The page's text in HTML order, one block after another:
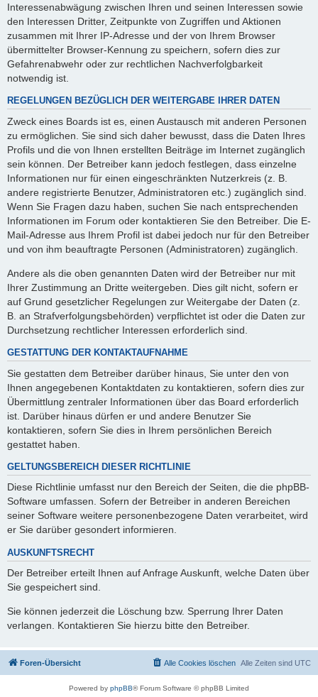
Interessenabwägung zwischen Ihren und seinen Interessen sowie
den Interessen Dritter, Zeitpunkte von Zugriffen und Aktionen
zusammen mit Ihrer IP-Adresse und der von Ihrem Browser
übermittelter Browser-Kennung zu speichern, sofern dies zur
Gefahrenabwehr oder zur rechtlichen Nachverfolgbarkeit
notwendig ist.
REGELUNGEN BEZÜGLICH DER WEITERGABE IHRER DATEN
Zweck eines Boards ist es, einen Austausch mit anderen Personen
zu ermöglichen. Sie sind sich daher bewusst, dass die Daten Ihres
Profils und die von Ihnen erstellten Beiträge im Internet zugänglich
sein können. Der Betreiber kann jedoch festlegen, dass einzelne
Informationen nur für einen eingeschränkten Nutzerkreis (z. B.
andere registrierte Benutzer, Administratoren etc.) zugänglich sind.
Wenn Sie Fragen dazu haben, suchen Sie nach entsprechenden
Informationen im Forum oder kontaktieren Sie den Betreiber. Die E-
Mail-Adresse aus Ihrem Profil ist dabei jedoch nur für den Betreiber
und von ihm beauftragte Personen (Administratoren) zugänglich.
Andere als die oben genannten Daten wird der Betreiber nur mit
Ihrer Zustimmung an Dritte weitergeben. Dies gilt nicht, sofern er
auf Grund gesetzlicher Regelungen zur Weitergabe der Daten (z.
B. an Strafverfolgungsbehörden) verpflichtet ist oder die Daten zur
Durchsetzung rechtlicher Interessen erforderlich sind.
GESTATTUNG DER KONTAKTAUFNAHME
Sie gestatten dem Betreiber darüber hinaus, Sie unter den von
Ihnen angegebenen Kontaktdaten zu kontaktieren, sofern dies zur
Übermittlung zentraler Informationen über das Board erforderlich
ist. Darüber hinaus dürfen er und andere Benutzer Sie
kontaktieren, sofern Sie dies in Ihrem persönlichen Bereich
gestattet haben.
GELTUNGSBEREICH DIESER RICHTLINIE
Diese Richtlinie umfasst nur den Bereich der Seiten, die die phpBB-
Software umfassen. Sofern der Betreiber in anderen Bereichen
seiner Software weitere personenbezogene Daten verarbeitet, wird
er Sie darüber gesondert informieren.
AUSKUNFTSRECHT
Der Betreiber erteilt Ihnen auf Anfrage Auskunft, welche Daten über
Sie gespeichert sind.
Sie können jederzeit die Löschung bzw. Sperrung Ihrer Daten
verlangen. Kontaktieren Sie hierzu bitte den Betreiber.
Foren-Übersicht Alle Zeiten sind UTC
Alle Cookies löschen
Powered by phpBB® Forum Software © phpBB Limited